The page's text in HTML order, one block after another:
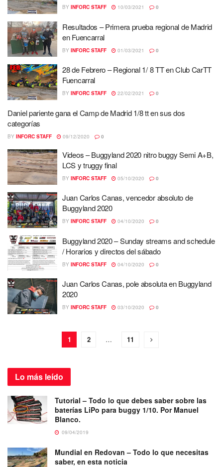
BY INFORC STAFF 10/03/2021 0
Resultados – Primera prueba regional de Madrid
en Fuencarral
BY INFORC STAFF 01/03/2021 0
28 de Febrero – Regional 1/ 8 TT en Club CarTT
Fuencarral
BY INFORC STAFF 22/02/2021 0
Daniel pariente gana el Camp de Madrid 1/8 tt en sus dos
categorías
BY INFORC STAFF 09/12/2020 0
Videos – Buggyland 2020 nitro buggy Semi A+B,
LCS y truggy final
BY INFORC STAFF 05/10/2020 0
Juan Carlos Canas, vencedor absoluto de
Buggyland 2020
BY INFORC STAFF 04/10/2020 0
Buggyland 2020 – Sunday streams and schedule
/ Horarios y directos del sábado
BY INFORC STAFF 04/10/2020 0
Juan Carlos Canas, pole absoluta en Buggyland
2020
BY INFORC STAFF 03/10/2020 0
1 2 … 11
Lo más leído
Tutorial – Todo lo que debes saber sobre las
baterías LiPo para buggy 1/10. Por Manuel
Blanco.
09/04/2019
Mundial en Redovan – Todo lo que necesitas
saber, en esta noticia